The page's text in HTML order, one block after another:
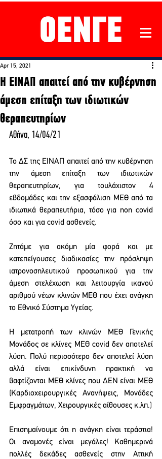
H EINAΠ απαιτεί από την κυβέρνηση
άμεση επίταξη των ιδιωτικών
θεραπευτηρίων
Apr 15, 2021
Αθήνα, 14/04/21
Το ΔΣ της ΕΙΝΑΠ απαιτεί από την κυβέρνηση
την άμεση επίταξη των ιδιωτικών
θεραπευτηρίων, για τουλάχιστον 4
εβδομάδες και την εξασφάλιση ΜΕΘ από τα
ιδιωτικά θεραπευτήρια, τόσο για non covid
όσο και για covid ασθενείς.
Ζητάμε για ακόμη μία φορά και με
κατεπείγουσες διαδικασίες την πρόσληψη
ιατρονοσηλευτικού προσωπικού για την
άμεση στελέχωση και λειτουργία ικανού
αριθμού νέων κλινών ΜΕΘ που έχει ανάγκη
το Εθνικό Σύστημα Υγείας.
Η μετατροπή των κλινών ΜΕΘ Γενικής
Μονάδος σε κλίνες ΜΕΘ covid δεν αποτελεί
λύση. Πολύ περισσότερο δεν αποτελεί λύση
αλλά είναι επικίνδυνη πρακτική να
βαφτίζονται ΜΕΘ κλίνες που ΔΕΝ είναι ΜΕΘ
(Καρδιοχειρουργικές Ανανήψεις, Μονάδες
Εμφραγμάτων, Χειρουργικές αίθουσες κ.λπ.)
Επισημαίνουμε ότι η ανάγκη είναι τεράστια!
Οι αναμονές είναι μεγάλες! Καθημερινά
πολλές δεκάδες ασθενείς στην Αττική